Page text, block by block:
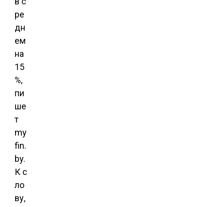
ре
дн
ем
на
15
%,
пи
ше
т
my
fin.
by.
К с
ло
ву,